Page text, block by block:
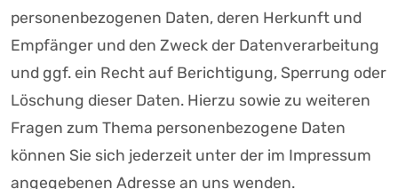
personenbezogenen Daten, deren Herkunft und
Empfänger und den Zweck der Datenverarbeitung
und ggf. ein Recht auf Berichtigung, Sperrung oder
Löschung dieser Daten. Hierzu sowie zu weiteren
Fragen zum Thema personenbezogene Daten
können Sie sich jederzeit unter der im Impressum
angegebenen Adresse an uns wenden.